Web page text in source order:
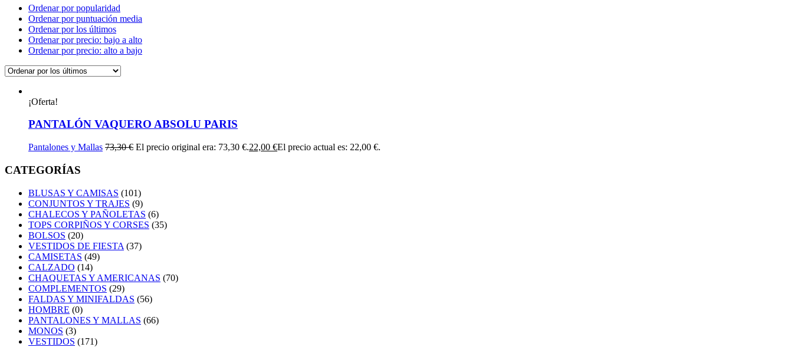
Ordenar por popularidad
Ordenar por puntuación media
Ordenar por los últimos
Ordenar por precio: bajo a alto
Ordenar por precio: alto a bajo
¡Oferta!
PANTALÓN VAQUERO ABSOLU PARIS
Pantalones y Mallas 73,30€ El precio original era: 73,30 €.22,00 €El precio actual es: 22,00 €.
CATEGORÍAS
BLUSAS Y CAMISAS (101)
CONJUNTOS Y TRAJES (9)
CHALECOS Y PAÑOLETAS (6)
TOPS CORPIÑOS Y CORSES (35)
BOLSOS (20)
VESTIDOS DE FIESTA (37)
CAMISETAS (49)
CALZADO (14)
CHAQUETAS Y AMERICANAS (70)
COMPLEMENTOS (29)
FALDAS Y MINIFALDAS (56)
HOMBRE (0)
PANTALONES Y MALLAS (66)
MONOS (3)
VESTIDOS (171)